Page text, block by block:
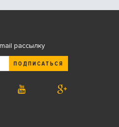
рассылку
ПОДПИСАТЬСЯ